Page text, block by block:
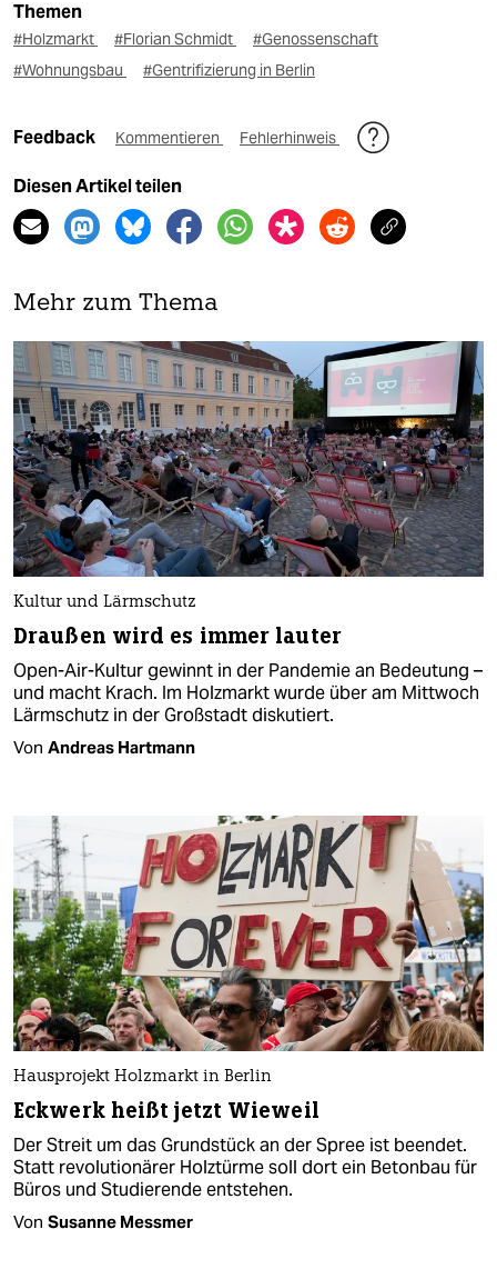
Themen
#Holzmarkt #Florian Schmidt
#Genossenschaft
#Wohnungsbau
#Gentrifizierung in Berlin
Feedback Kommentieren Fehlerhinweis
Diesen Artikel teilen
Mehr zum Thema
Kultur und Lärmschutz
Draußen wird es immer lauter
Open-Air-Kultur gewinnt in der Pandemie an Bedeutung –
und macht Krach. Im Holzmarkt wurde über am Mittwoch
Lärmschutz in der Großstadt diskutiert.
Von Andreas Hartmann
Hausprojekt Holzmarkt in Berlin
Eckwerk heißt jetzt Wieweil
Der Streit um das Grundstück an der Spree ist beendet.
Statt revolutionärer Holztürme soll dort ein Betonbau für
Büros und Studierende entstehen.
Von Susanne Messmer